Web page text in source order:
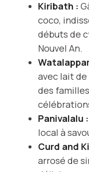
Kiribath :
coco,
débuts de
Nouvel An.
avec lait
des
Panivalalu :
local à
Curd and
arrosé de